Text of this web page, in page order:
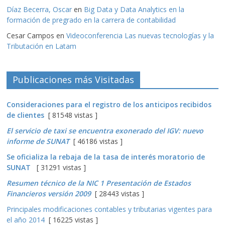
Díaz Becerra, Oscar en Big Data y Data Analytics en la
formación de pregrado en la carrera de contabilidad
Cesar Campos enVideoconferencia Las nuevas tecnologías y la
Tributación en Latam
Publicaciones más Visitadas
Consideraciones para el registro de los anticipos recibidos
de clientes [ 81548 vistas ]
El servicio de taxi se encuentra exonerado del IGV: nuevo
informe de SUNAT[ 46186 vistas ]
Se oficializa la rebaja de la tasa de interés moratorio de
SUNAT
[ 31291 vistas ]
Resumen técnico de la NIC 1 Presentación de Estados
Financieros versión 2009[ 28443 vistas ]
Principales modificaciones contables y tributarias vigentes para
el año 2014 [ 16225 vistas ]